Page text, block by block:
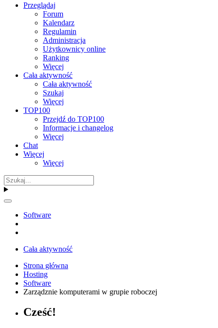
Przeglądaj
Forum
Kalendarz
Regulamin
Administracja
Użytkownicy online
Ranking
Więcej
Cała aktywność
Cała aktywność
Szukaj
Więcej
TOP100
Przejdź do TOP100
Informacje i changelog
Więcej
Chat
Więcej
Więcej
Software
Cała aktywność
Strona główna
Hosting
Software
Zarządznie komputerami w grupie roboczej
Cześć!